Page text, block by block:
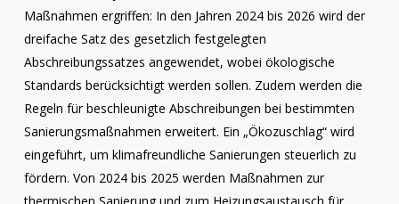
Maßnahmen ergriffen: In den Jahren 2024 bis 2026 wird der
dreifache Satz des gesetzlich festgelegten
Abschreibungssatzes angewendet, wobei ökologische
Standards berücksichtigt werden sollen. Zudem werden die
Regeln für beschleunigte Abschreibungen bei bestimmten
Sanierungsmaßnahmen erweitert. Ein „Ökozuschlag“ wird
eingeführt, um klimafreundliche Sanierungen steuerlich zu
fördern. Von 2024 bis 2025 werden Maßnahmen zur